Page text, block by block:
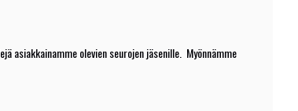
asiakkainamme olevien seurojen jäsenille. Myönnämme